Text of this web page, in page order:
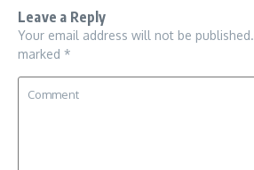
Leave a Reply
Your email address will not be published.
marked *